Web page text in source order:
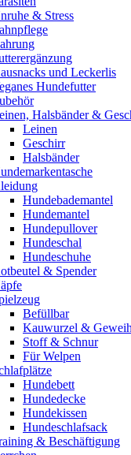
& Stress
und Leckerlis
Hundefutter
Halsbänder &
Leinen
Geschirr
Halsbänder
Hundebademantel
Hundemantel
Hundepullover
Hundeschal
Hundeschuhe
& Spender
Befüllbar
Kauwurzel & Geweih
Stoff & Schnur
Für Welpen
Hundebett
Hundedecke
Hundekissen
Hundeschlafsack
& Beschäftigung